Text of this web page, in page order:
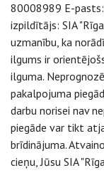
80008989 E-
izpildītājs: SIA
uzmanību, ka
ilgums ir
ilguma.
pakalpojuma
darbu norisei nav
piegāde var tikt
brīdinājuma.
cieņu, Jūsu SIA